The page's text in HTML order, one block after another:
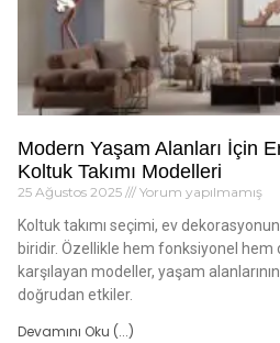
Modern Yaşam Alanları İçin
Koltuk Takımı Modelleri
25 Ağustos 2025 Yorum yapılmamış
Koltuk takımı seçimi, ev
biridir. Özellikle hem fonksiyonel
karşılayan modeller, yaşam alanlarının
doğrudan etkiler.
Devamını Oku (...)